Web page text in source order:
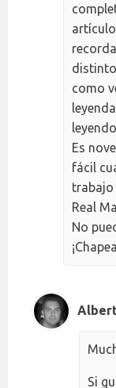
como
Es
fácil
trabajo
Real
No
Si